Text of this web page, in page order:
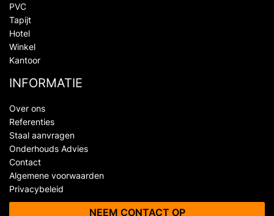
PVC
Tapijt
Hotel
Winkel
Kantoor
INFORMATIE
Over ons
Referenties
Staal aanvragen
Onderhouds Advies
Contact
Algemene voorwaarden
Privacybeleid
NEEM CONTACT OP